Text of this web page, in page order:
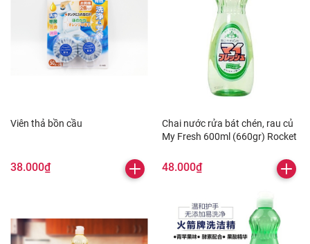
Viên thả bồn cầu
38.000₫
Chai nước rửa bát chén, rau củ
My Fresh 600ml (660gr) Rocket
48.000₫